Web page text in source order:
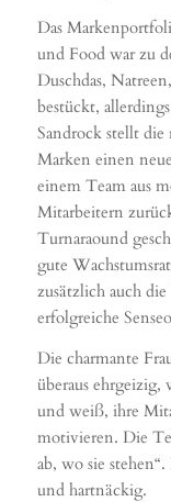
Das
und Food war zu
Duschdas,
bestückt,
Sandrock stellt
Marken einen
einem Team aus
Mitarbeitern
Turnaraound
gute
zusätzlich auch
erfolgreiche
Die charmante
überaus
und weiß, ihre
motivieren. Die
ab, wo sie
und hartnäckig.